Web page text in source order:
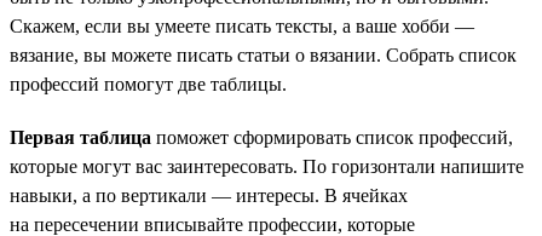
Скажем, если вы умеете писать тексты, а ваше хобби —
вязание, вы можете писать статьи о вязании. Собрать список
профессий помогут две таблицы.
Первая таблица поможет сформировать список профессий,
которые могут вас заинтересовать. По горизонтали напишите
навыки, а по вертикали — интересы. В ячейках
на пересечении вписывайте профессии, которые